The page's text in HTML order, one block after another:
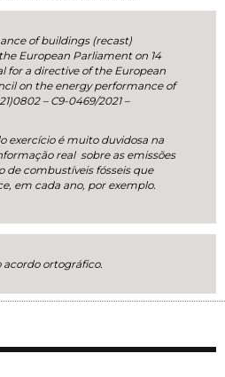
of buildings (recast)
European Parliament on 14
for a directive of the European
on the energy performance of
– C9-0469/2021 –
exercício é muito duvidosa na
real sobre as emissões
de combustíveis fósseis que
em cada ano, por exemplo.
acordo ortográfico.